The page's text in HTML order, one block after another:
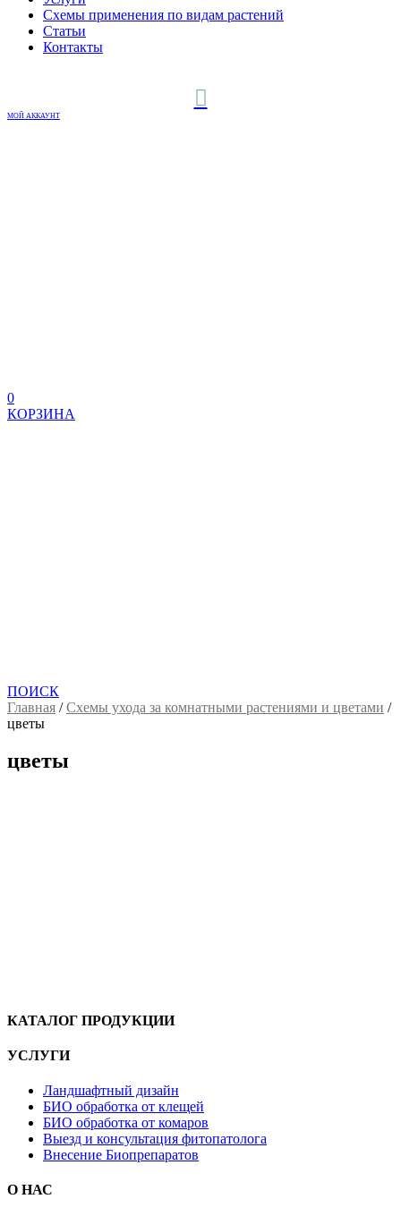
Схемы применения по видам растений
Статьи
Контакты
МОЙ АККАУНТ
0
КОРЗИНА
ПОИСК
Главная /Схемы ухода за комнатными растениями и цветами /
цветы
цветы
КАТАЛОГ ПРОДУКЦИИ
УСЛУГИ
Ландшафтный дизайн
БИО обработка от клещей
БИО обработка от комаров
Выезд и консультация фитопатолога
Внесение Биопрепаратов
О НАС